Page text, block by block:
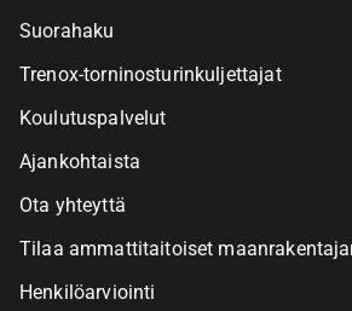
Suorahaku
Trenox-torninosturinkuljettajat
Koulutuspalvelut
Ajankohtaista
Ota yhteyttä
Tilaa ammattitaitoiset
Henkilöarviointi